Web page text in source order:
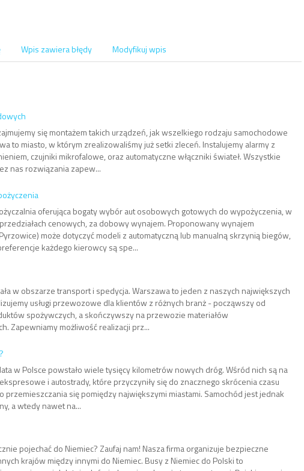
Wpis zawiera błędy Modyfikuj wpis
się montażem takich urządzeń, jak wszelkiego rodzaju samochodowe
to miasto, w którym zrealizowaliśmy już setki zleceń. Instalujemy alarmy z
czujniki mikrofalowe, oraz automatyczne włączniki świateł. Wszystkie
nas rozwiązania zapew...
oferująca bogaty wybór aut osobowych gotowych do wypożyczenia, w
cenowych, za dobowy wynajem. Proponowany wynajem
może dotyczyć modeli z automatyczną lub manualną skrzynią biegów,
każdego kierowcy są spe...
w obszarze transport i spedycja. Warszawa to jeden z naszych największych
usługi przewozowe dla klientów z różnych branż - począwszy od
spożywczych, a skończywszy na przewozie materiałów
Zapewniamy możliwość realizacji prz...
w Polsce powstało wiele tysięcy kilometrów nowych dróg. Wśród nich są na
i autostrady, które przyczyniły się do znacznego skrócenia czasu
przemieszczania się pomiędzy największymi miastami. Samochód jest jednak
a wtedy nawet na...
pojechać do Niemiec? Zaufaj nam! Nasza firma organizuje bezpieczne
krajów między innymi do Niemiec. Busy z Niemiec do Polski to